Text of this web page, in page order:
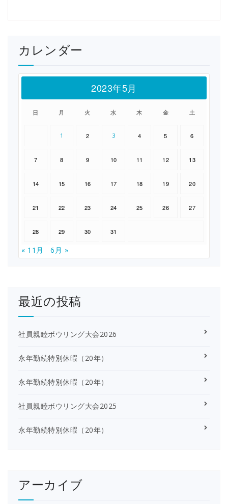
カレンダー
2023年5月
日 月 火 水 木 金 土
1 2 3 4 5 6
7 8 9 10 11 12 13
14 15 16 17 18 19 20
21 22 23 24 25 26 27
28 29 30 31
« 11月 6月 »
最近の投稿
社員親睦ボウリング大会2026
永年勤続特別休暇（20年）
永年勤続特別休暇（20年）
社員親睦ボウリング大会2025
永年勤続特別休暇（20年）
アーカイブ